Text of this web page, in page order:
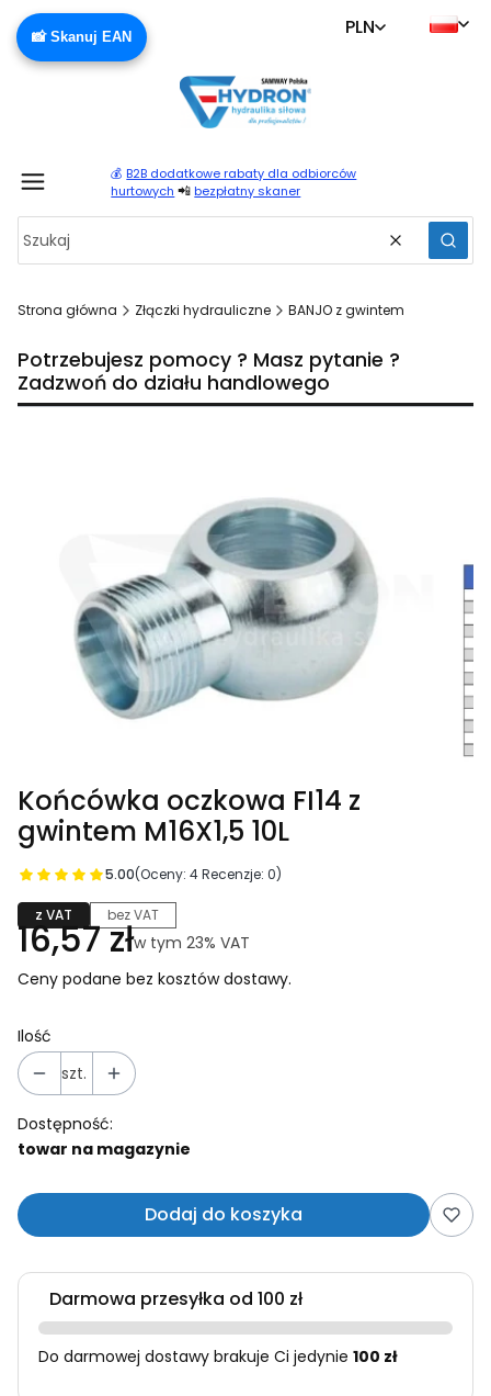
📸 Skanuj EAN PLN
💰 B2B dodatkowe rabaty dla odbiorców
hurtowych 📲 bezpłatny skaner
Wyczyść
Strona główna Złączki hydrauliczne BANJO z gwintem
Potrzebujesz pomocy ? Masz pytanie ?
Zadzwoń do działu handlowego
Końcówka oczkowa FI14 z
gwintem M16X1,5 10L
5.00(Oceny: 4 Recenzje: 0)
z VAT bez VAT
Cena
16,57 złw tym 23% VAT
w tym 23% VAT
Ceny podane bez kosztów dostawy.
Ilość
szt.
Dostępność:
towar na magazynie
Dodaj do koszyka
Darmowa przesyłka od 100 zł
Do darmowej dostawy brakuje Ci jedynie 100 zł